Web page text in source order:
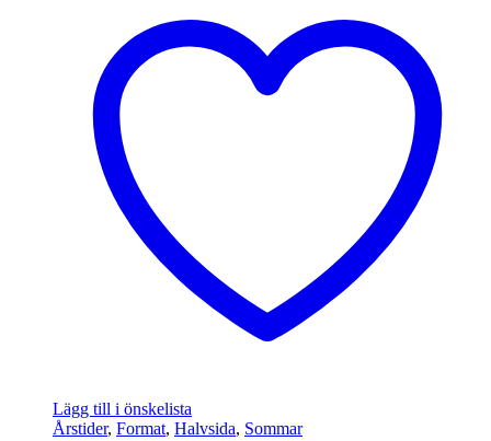
Lägg till i önskelista
Årstider, Format, Halvsida, Sommar